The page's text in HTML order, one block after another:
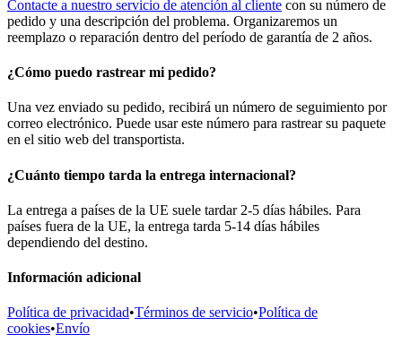
Contacte a nuestro servicio de atención al cliente con su número de
pedido y una descripción del problema. Organizaremos un
reemplazo o reparación dentro del período de garantía de 2 años.
¿Cómo puedo rastrear mi pedido?
Una vez enviado su pedido, recibirá un número de seguimiento por
correo electrónico. Puede usar este número para rastrear su paquete
en el sitio web del transportista.
¿Cuánto tiempo tarda la entrega internacional?
La entrega a países de la UE suele tardar 2-5 días hábiles. Para
países fuera de la UE, la entrega tarda 5-14 días hábiles
dependiendo del destino.
Información adicional
Política de privacidad•Términos de servicio•Política de
cookies•Envío